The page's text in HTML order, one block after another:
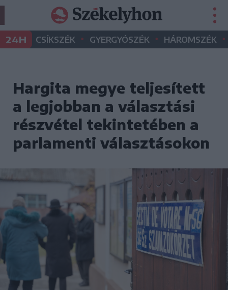
24H CSÍKSZÉK • GYERGYÓSZÉK • HÁROMSZÉK •
Hargita megye teljesített
a legjobban a választási
részvétel tekintetében a
parlamenti választásokon